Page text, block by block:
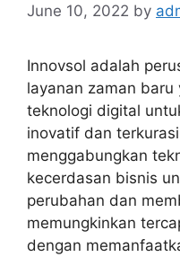
June 10, 2022 by
Innovsol adalah
layanan zaman
teknologi digital
inovatif dan
menggabungkan
kecerdasan bisnis
perubahan dan
memungkinkan
dengan